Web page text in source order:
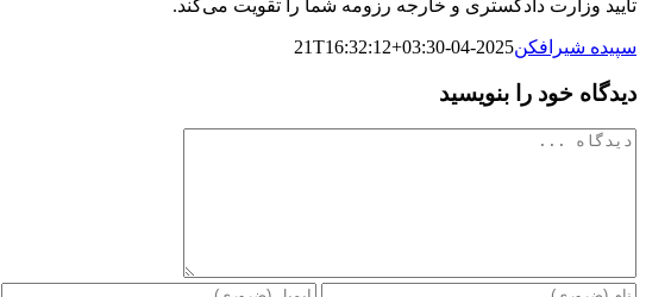
تأیید وزارت دادگستری و خارجه رزومه شما را تقویت می‌کند.
سپیده شیرافکن2025-04-21T16:32:12+03:30
دیدگاه خود را بنویسید
دیدگاه